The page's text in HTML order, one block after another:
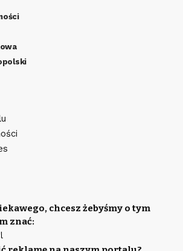
chcesz żebyśmy o tym
znać: